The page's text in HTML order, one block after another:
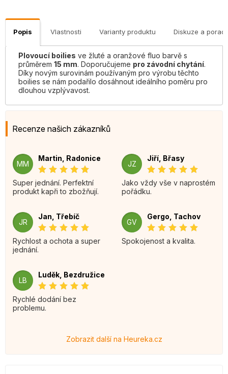
Popis Vlastnosti Varianty produktu Diskuze a
Plovoucí boilies ve žluté a oranžové fluo barvě s
průměrem 15 mm. Doporučujeme pro závodní chytání.
Díky novým surovinám používaným pro výrobu těchto
boilies se nám podařilo dosáhnout ideálního poměru pro
dlouhou vzplývavost.
Recenze našich zákazníků
MM
Martin, Radonice
Super jednání. Perfektní
produkt kapři to zbožňují.
JZ
Jiří, Břasy
Jako vždy vše v naprostém
pořádku.
JR
Jan, Třebíč
Rychlost a ochota a super
jednání.
GV
Gergo, Tachov
Spokojenost a kvalita.
LB
Luděk, Bezdružice
Rychlé dodání bez
problemu.
Zobrazit další na Heureka.cz